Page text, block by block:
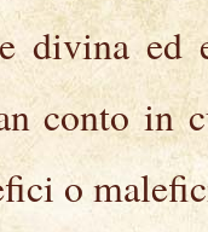
divina
conto in
o